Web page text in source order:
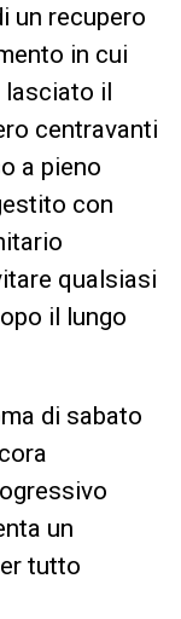
un recupero
in cui
lasciato il
centravanti
a pieno
con
qualsiasi
il lungo
di sabato
un
tutto